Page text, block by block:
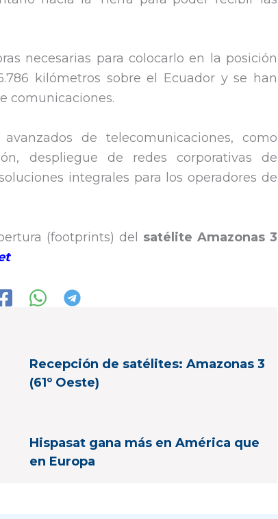
necesarias para colocarlo en la posición
kilómetros sobre el Ecuador y se han
comunicaciones.
de telecomunicaciones, como
despliegue de redes corporativas de
integrales para los operadores de
(footprints) del satélite Amazonas 3
Recepción de satélites: Amazonas 3
(61º Oeste)
Hispasat gana más en América que
en Europa